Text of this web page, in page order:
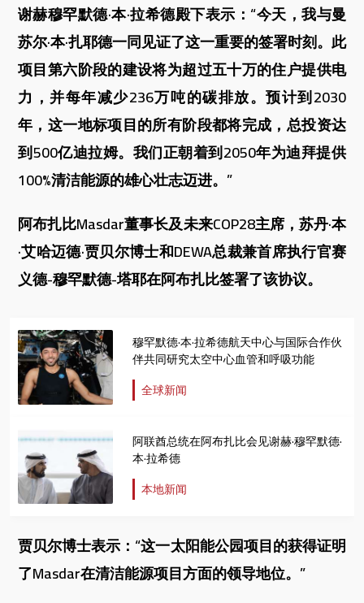
谢赫穆罕默德·本·拉希德殿下表示：“今天，我与曼
苏尔·本·扎耶德一同见证了这一重要的签署时刻。此
项目第六阶段的建设将为超过五十万的住户提供电
力，并每年减少236万吨的碳排放。预计到2030
年，这一地标项目的所有阶段都将完成，总投资达
到500亿迪拉姆。我们正朝着到2050年为迪拜提供
100%清洁能源的雄心壮志迈进。”
阿布扎比Masdar董事长及未来COP28主席，苏丹·本
·艾哈迈德·贾贝尔博士和DEWA总裁兼首席执行官赛
义德-穆罕默德-塔耶在阿布扎比签署了该协议。
穆罕默德·本·拉希德航天中心与国际合作伙
伴共同研究太空中心血管和呼吸功能
全球新闻
阿联酋总统在阿布扎比会见谢赫·穆罕默德·
本·拉希德
本地新闻
贾贝尔博士表示：“这一太阳能公园项目的获得证明
了Masdar在清洁能源项目方面的领导地位。”